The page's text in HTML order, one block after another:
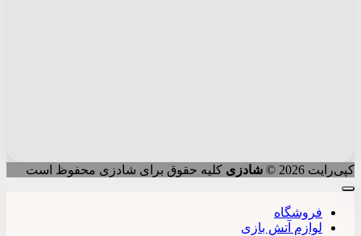
کپی‌رایت 2026 © شادزی کلیه حقوق برای شادزی محفوظ است
فروشگاه
لوازم آتش بازی